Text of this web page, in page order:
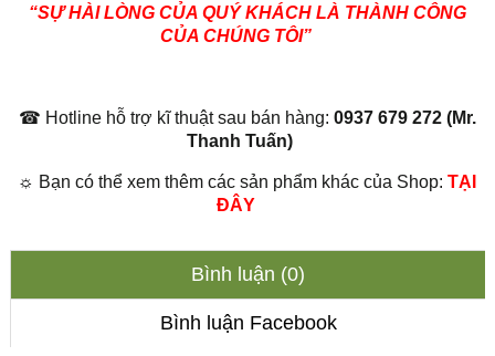
“SỰ HÀI LÒNG CỦA QUÝ KHÁCH LÀ THÀNH CÔNG
CỦA CHÚNG TÔI”
☎ Hotline hỗ trợ kĩ thuật sau bán hàng: 0937 679 272 (Mr.
Thanh Tuấn)
☼ Bạn có thể xem thêm các sản phẩm khác của Shop:TẠI
ĐÂY
Bình luận (0)
Bình luận Facebook